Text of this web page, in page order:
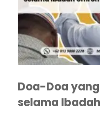
Doa-Doa
selama